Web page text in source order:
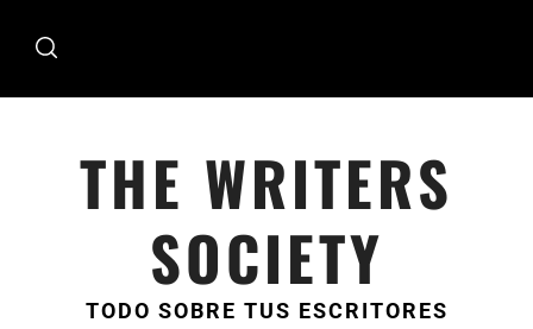
THE WRITERS
SOCIETY
TODO SOBRE TUS ESCRITORES